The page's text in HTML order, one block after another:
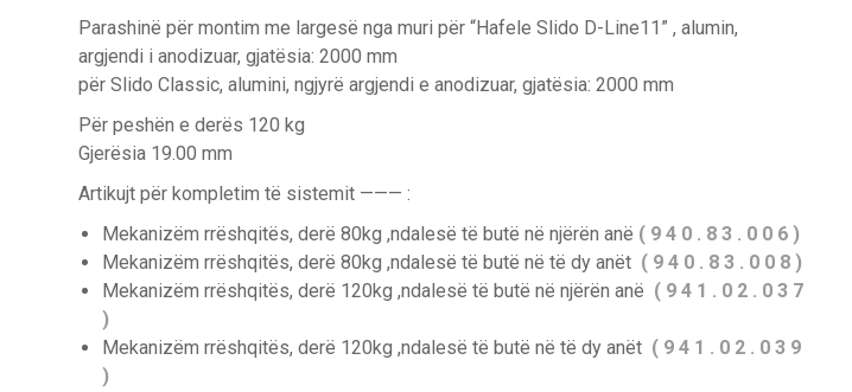
Parashinë për montim me largesë nga muri për “Hafele Slido D-Line11” , alumin,
argjendi i anodizuar, gjatësia: 2000 mm
për Slido Classic, alumini, ngjyrë argjendi e anodizuar, gjatësia: 2000 mm
Për peshën e derës 120 kg
Gjerësia 19.00 mm
Artikujt për kompletim të sistemit ——— :
Mekanizëm rrëshqitës, derë 80kg ,ndalesë të butë në njërën anë ( 9 4 0 . 8 3 . 0 0 6 )
Mekanizëm rrëshqitës, derë 80kg ,ndalesë të butë në të dy anët ( 9 4 0 . 8 3 . 0 0 8 )
Mekanizëm rrëshqitës, derë 120kg ,ndalesë të butë në njërën anë ( 9 4 1 . 0 2 . 0 3 7
)
Mekanizëm rrëshqitës, derë 120kg ,ndalesë të butë në të dy anët ( 9 4 1 . 0 2 . 0 3 9
)